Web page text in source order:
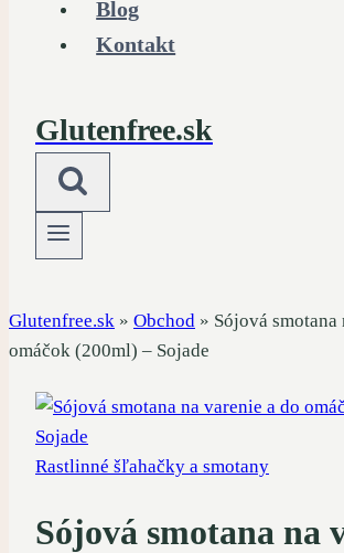
Blog
Kontakt
Glutenfree.sk
Glutenfree.sk » Obchod » Sójová smotana
omáčok (200ml) – Sojade
Rastlinné šľahačky a smotany
Sójová smotana na